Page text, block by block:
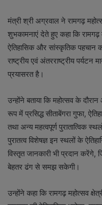
मंत्री श्री अग्रवाल ने रामगढ़
शुभकामनाएं देते हुए कहा कि
ऐतिहासिक और सांस्कृतिक पहचान
राष्ट्रीय एवं अंतरराष्ट्रीय पर्यटन
प्रयासरत है।
उन्होंने बताया कि महोत्सव के
रूप में प्रसिद्ध सीताबेंगरा गुफा,
तथा अन्य महत्वपूर्ण पुरातात्विक
पुरातत्व विशेषज्ञ इन स्थलों के
विस्तृत जानकारी भी प्रदान करेंगे,
बेहतर ढंग से समझ सकेगी।
उन्होंने कहा कि रामगढ़ महोत्सव